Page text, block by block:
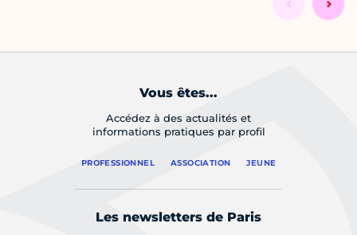
Vous êtes...
Accédez à des actualités et
informations pratiques par profil
PROFESSIONNEL ASSOCIATION JEUNE
Les newsletters de Paris